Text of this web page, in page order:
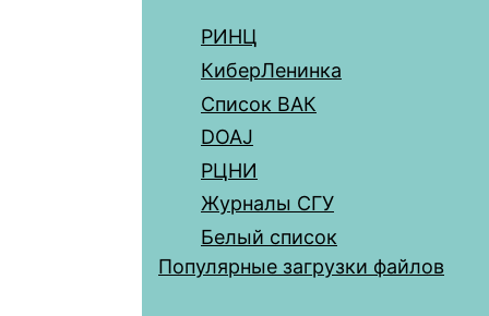
РИНЦ
КиберЛенинка
Список ВАК
DOAJ
РЦНИ
Журналы СГУ
Белый список
Популярные загрузки файлов